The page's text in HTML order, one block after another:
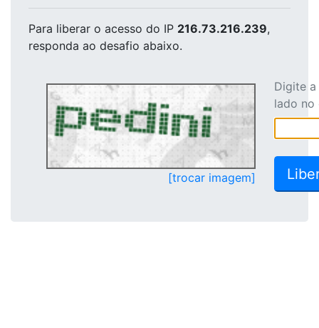
Para liberar o acesso do IP 216.73.216.239,
responda ao desafio abaixo.
[trocar imagem]
Digite
lado no